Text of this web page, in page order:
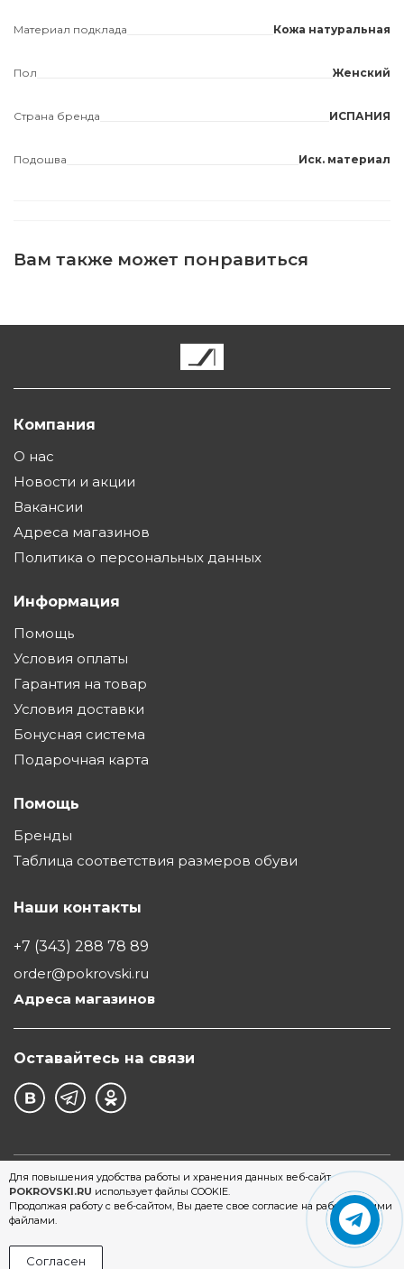
Для повышения удобства работы и хранения данных веб-сайт
POKROVSKI.RU использует файлы COOKIE.
Продолжая работу с веб-сайтом, Вы даете свое согласие на работу с этими
файлами.
Согласен
Материал подклада Кожа натуральная
Пол Женский
Страна бренда ИСПАНИЯ
Подошва Иск. материал
Вам также может понравиться
Компания
О нас
Новости и акции
Вакансии
Адреса магазинов
Политика о персональных данных
Информация
Помощь
Условия оплаты
Гарантия на товар
Условия доставки
Бонусная система
Подарочная карта
Помощь
Бренды
Таблица соответствия размеров обуви
Наши контакты
+7 (343) 288 78 89
order@pokrovski.ru
Адреса магазинов
Оставайтесь на связи
©1997 - 2026 Обувной Дом "Покровский" - сеть
магазинов обуви в Екатеринбурге